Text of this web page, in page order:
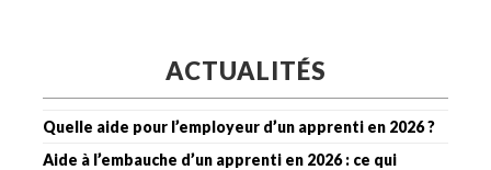
ACTUALITÉS
Quelle aide pour l’employeur d’un apprenti en 2026 ?
Aide à l’embauche d’un apprenti en 2026 : ce qui